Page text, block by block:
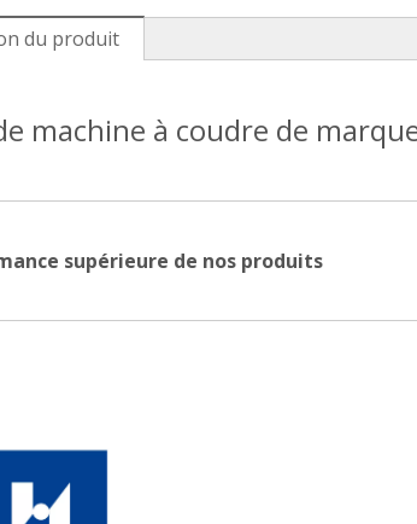
du produit
machine à coudre de
supérieure de nos produits